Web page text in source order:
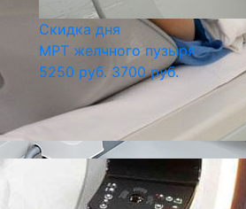
Скидка дня
МРТ желчного пузыря
5250 руб. 3700 руб.